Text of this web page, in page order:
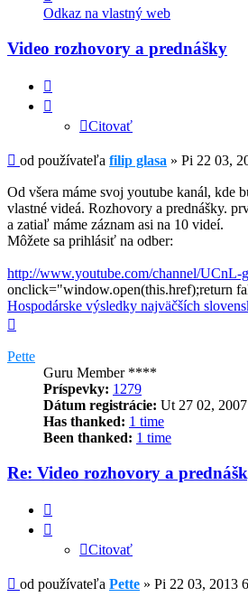
informácie
používateľa
filip
Odkaz na vlastný web
Video rozhovory a prednášky
Citovať
Príspevok
od používateľa filip glasa » Pi 22 03,
Od všera máme svoj youtube kanál, kde
vlastné videá. Rozhovory a prednášky.
a zatiaľ máme záznam asi na 10 videí.
Môžete sa prihlásiť na odber:
http://www.youtube.com/channel/UCnL-
onclick="window.open(this.href);return
Hospodárske výsledky najväčších
Pette
Guru Member ****
Príspevky: 1279
Dátum registrácie: Ut 27 02,
Has thanked: 1 time
Been thanked: 1 time
Re: Video rozhovory a
Citovať
Príspevok
od používateľa Pette » Pi 22 03, 2013